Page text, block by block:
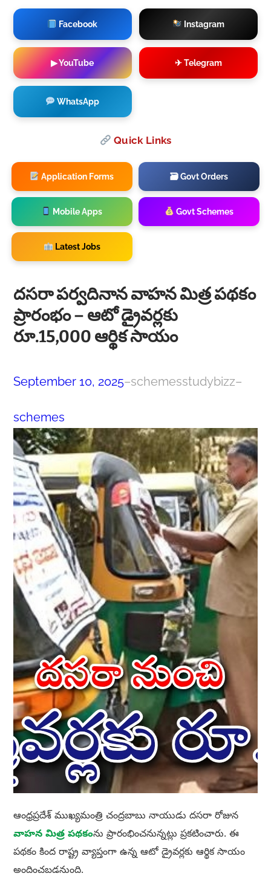
Facebook Instagram
▶ YouTube ✈ Telegram
WhatsApp
Quick Links
Application Forms 🗃 Govt Orders
Mobile Apps Govt Schemes
Latest Jobs
దసరా పర్వదినాన వాహన మిత్ర పథకం
ప్రారంభం – ఆటో డ్రైవర్లకు
రూ.15,000 ఆర్థిక సాయం
September 10, 2025–schemesstudybizz–
schemes
ఆంధ్రప్రదేశ్ ముఖ్యమంత్రి చంద్రబాబు నాయుడు దసరా రోజున
వాహన మిత్ర పథకంను ప్రారంభించనున్నట్లు ప్రకటించారు. ఈ
పథకం కింద రాష్ట్ర వ్యాప్తంగా ఉన్న ఆటో డ్రైవర్లకు ఆర్థిక సాయం
అందించబడనుంది.